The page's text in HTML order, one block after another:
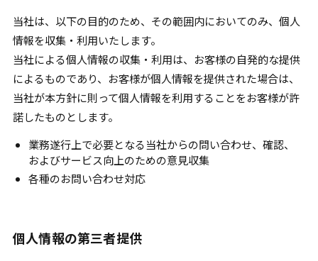
当社は、以下の目的のため、その範囲内においてのみ、個人
情報を収集・利用いたします。
当社による個人情報の収集・利用は、お客様の自発的な提供
によるものであり、お客様が個人情報を提供された場合は、
当社が本方針に則って個人情報を利用することをお客様が許
諾したものとします。
業務遂行上で必要となる当社からの問い合わせ、確認、
およびサービス向上のための意見収集
各種のお問い合わせ対応
個人情報の第三者提供